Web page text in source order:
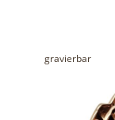
gravierbar